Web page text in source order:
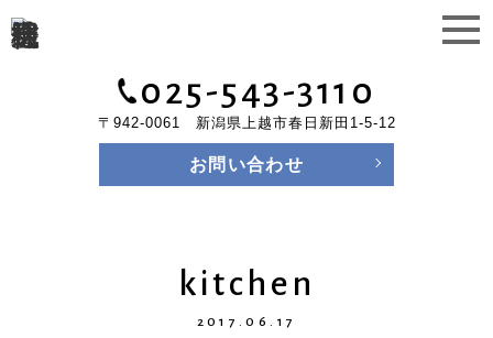
025-543-3110
〒942-0061 新潟県上越市春日新田1-5-12
お問い合わせ
kitchen
2017.06.17